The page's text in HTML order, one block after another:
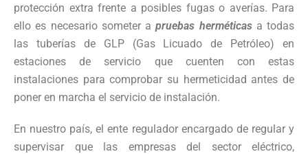
protección extra frente a posibles fugas o averías. Para
ello es necesario someter apruebas herméticasa todas
las tuberías de GLP (Gas Licuado de Petróleo) en
estaciones de servicio que cuenten con estas
instalaciones para comprobar su hermeticidad antes de
poner en marcha el servicio de instalación.
En nuestro país, el ente regulador encargado de regular y
supervisar que las empresas del sector eléctrico,